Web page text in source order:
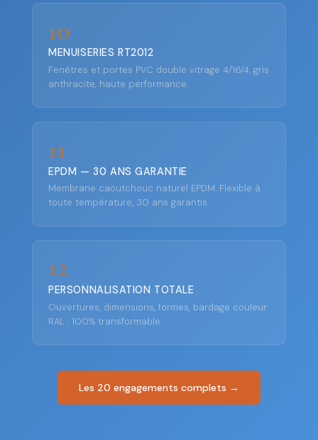
10
MENUISERIES RT2012
Fenêtres et portes PVC double vitrage 4/16/4, gris
anthracite, haute performance.
11
EPDM — 30 ANS GARANTIE
Membrane caoutchouc naturel EPDM. Flexible à
toute température, 30 ans garantis.
12
PERSONNALISATION TOTALE
Ouvertures, dimensions, formes, bardage couleur
RAL : 100% transformable.
Les 20 engagements complets →